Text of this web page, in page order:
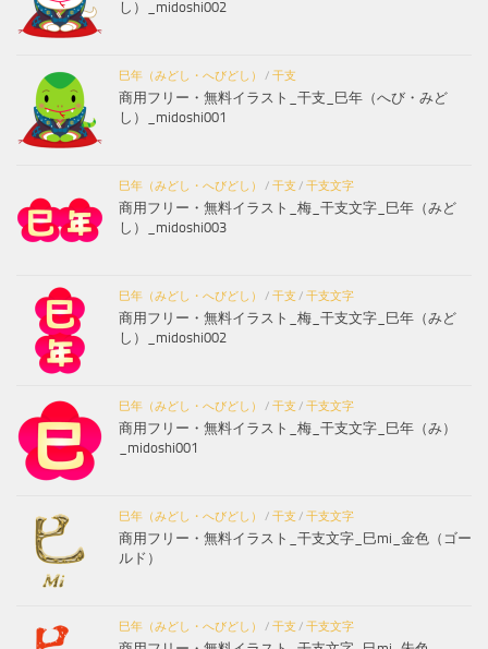
し）_midoshi002
巳年（みどし・へびどし） / 干支
商用フリー・無料イラスト_干支_巳年（へび・みど
し）_midoshi001
巳年（みどし・へびどし） / 干支 / 干支文字
商用フリー・無料イラスト_梅_干支文字_巳年（みど
し）_midoshi003
巳年（みどし・へびどし） / 干支 / 干支文字
商用フリー・無料イラスト_梅_干支文字_巳年（みど
し）_midoshi002
巳年（みどし・へびどし） / 干支 / 干支文字
商用フリー・無料イラスト_梅_干支文字_巳年（み）
_midoshi001
巳年（みどし・へびどし） / 干支 / 干支文字
商用フリー・無料イラスト_干支文字_巳mi_金色（ゴー
ルド）
巳年（みどし・へびどし） / 干支 / 干支文字